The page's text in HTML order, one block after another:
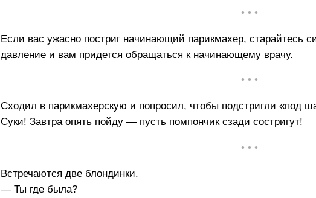
• • •
Если вас ужасно постриг начинающий парикмахер, старайтесь
давление и вам придется обращаться к начинающему врачу.
• • •
Сходил в парикмахерскую и попросил, чтобы подстригли «под
Суки! Завтра опять пойду — пусть помпончик сзади состригут!
• • •
Встречаются две блондинки.
— Ты где была?